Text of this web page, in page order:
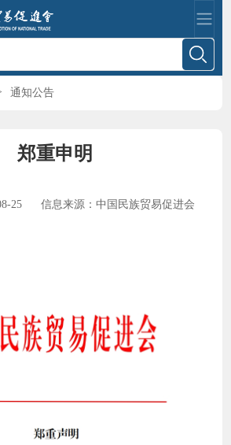
通知公告
郑重申明
25 信息来源：中国民族贸易促进会